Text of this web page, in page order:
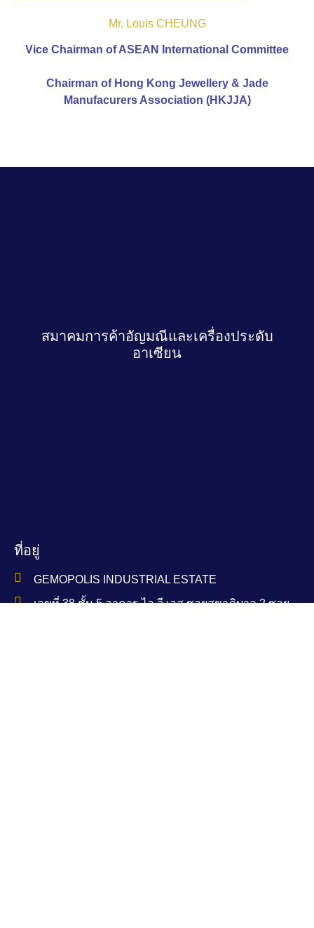
Mr. Louis CHEUNG
Vice Chairman of ASEAN International Committee
Chairman of Hong Kong Jewellery & Jade
Manufacurers Association (HKJJA)
สมาคมการค้าอัญมณีและเครื่องประดับ
อาเซียน
ที่อยู่
GEMOPOLIS INDUSTRIAL ESTATE
เลขที่ 38 ชั้น 5 อาคาร ไอ.จี.เอส ซอยสุขาภิบาล 2 ซอย